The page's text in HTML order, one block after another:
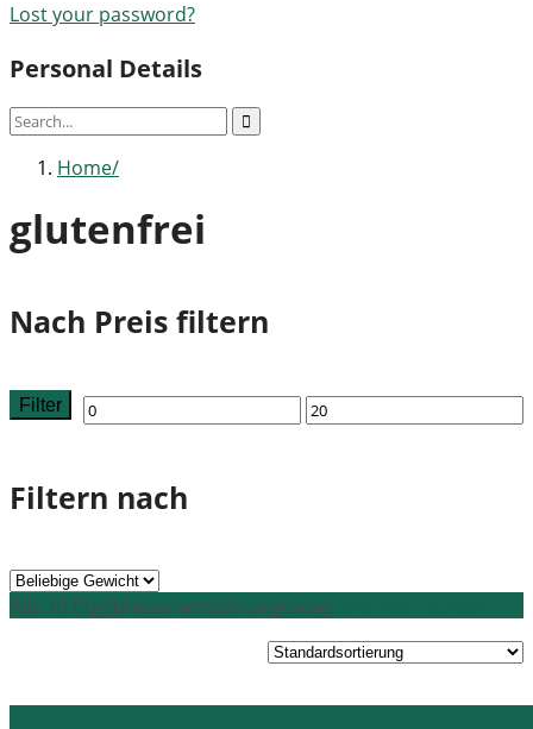
Lost your password?
Personal Details
Home
glutenfrei
Nach Preis filtern
Min.
Max.
Filter
Filtern nach
Alle 10 Ergebnisse werden angezeigt